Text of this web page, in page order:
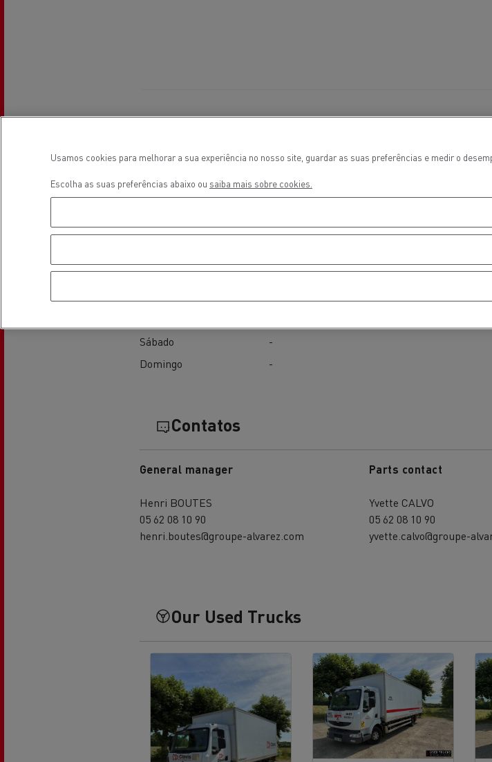
Transporte refrigerado Transporte de grupagem
Transporte em cisterna Transporte de madeira
Vendas
Segunda-feira08:00 - 12:00 / 14:00 - 17:00
Quarta-feira 08:00 - 12:00 / 14:00 - 17:00
Sábado
-
Domingo
-
Contatos
General manager
Henri BOUTES
05 62 08 10 90
henri.boutes@groupe-alvarez.com
Parts contact
Yvette CALVO
05 62 08 10 90
yvette.calvo@groupe-
Our Used Trucks
Usamos cookies para melhorar a sua experiência no nosso site, guardar as suas preferências e medir o
Escolha as suas preferências abaixo ou saiba mais sobre cookies.